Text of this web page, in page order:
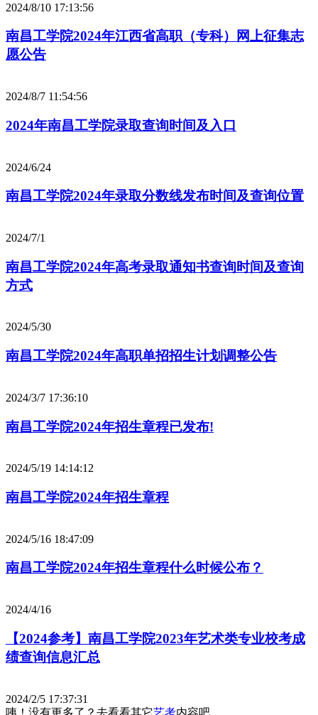
2024/8/10 17:13:56
南昌工学院2024年江西省高职（专科）网上征集志
愿公告
2024/8/7 11:54:56
2024年南昌工学院录取查询时间及入口
2024/6/24
南昌工学院2024年录取分数线发布时间及查询位置
2024/7/1
南昌工学院2024年高考录取通知书查询时间及查询
方式
2024/5/30
南昌工学院2024年高职单招招生计划调整公告
2024/3/7 17:36:10
南昌工学院2024年招生章程已发布!
2024/5/19 14:14:12
南昌工学院2024年招生章程
2024/5/16 18:47:09
南昌工学院2024年招生章程什么时候公布？
2024/4/16
【2024参考】南昌工学院2023年艺术类专业校考成
绩查询信息汇总
2024/2/5 17:37:31
咦！没有更多了？去看看其它艺考内容吧